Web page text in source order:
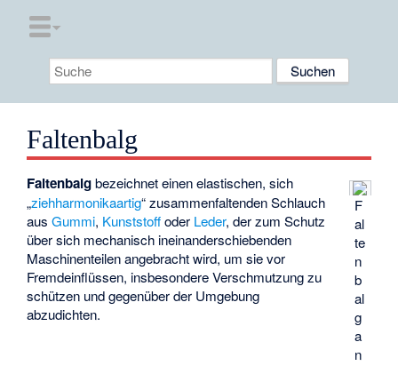
Faltenbalg
F
al
te
n
b
al
g
a
n
Faltenbalgbezeichnet einen elastischen, sich
„ziehharmonikaartig“ zusammenfaltenden Schlauch
ausGummi, Kunststoffoder Leder, der zum Schutz
über sich mechanisch ineinanderschiebenden
Maschinenteilen angebracht wird, um sie vor
Fremdeinflüssen, insbesondere Verschmutzung zu
schützen und gegenüber der Umgebung
abzudichten.